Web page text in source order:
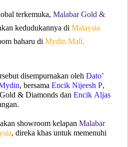
terkemuka, Malabar Gold &
kedudukannya di Malaysia
baharu di Mydin Mall,
disempurnakan oleh Dato’
, bersama Encik Nijeesh P,
& Diamonds dan Encik Aljas
showroom kelapan Malabar
, direka khas untuk memenuhi